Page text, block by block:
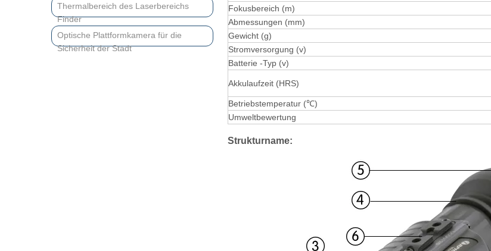
Thermalbereich des Laserbereichs
Finder
Optische Plattformkamera für die
Sicherheit der Stadt
Fokusbereich (m)
Abmessungen (mm)
Gewicht (g)
Stromversorgung (v)
Batterie -Typ (v)
Akkulaufzeit (HRS)
Betriebstemperatur (℃)
Umweltbewertung
Strukturname: